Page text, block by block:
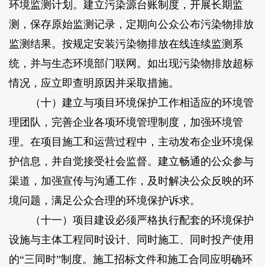
环境监测计划。建立污染源台账制度，开展长期监
测，保存原始监测记录，定期向公众公布污染物排放
监测结果。按规定安装污染物排放在线连续监测系
统，并与生态环境部门联网。如出现污染物排放超标
情况，应立即查明原因并采取措施。
（十）建立与项目环境保护工作相适应的环境管
理团队，完善企业各项环境管理制度，加强环境管
理。在项目施工和运营过程中，主动发布企业环境保
护信息，并自觉接受社会监督。建立畅通的公众参与
渠道，加强宣传与沟通工作，及时解决公众反映的环
境问题，满足公众合理的环境保护诉求。
（十一）项目建设必须严格执行配套的环境保护
设施与主体工程同时设计、同时施工、同时投产使用
的“三同时”制度。施工招标文件和施工合同应明确环